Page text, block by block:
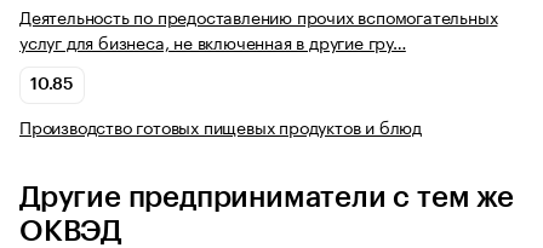
Деятельность по предоставлению прочих вспомогательных
услуг для бизнеса, не включенная в другие гру…
10.85
Производство готовых пищевых продуктов и блюд
Другие предприниматели с тем же
ОКВЭД